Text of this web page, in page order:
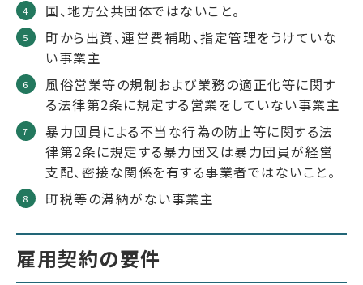
国、地方公共団体ではないこと。
町から出資、運営費補助、指定管理をうけていな
い事業主
風俗営業等の規制および業務の適正化等に関す
る法律第2条に規定する営業をしていない事業主
暴力団員による不当な行為の防止等に関する法
律第2条に規定する暴力団又は暴力団員が経営
支配、密接な関係を有する事業者ではないこと。
町税等の滞納がない事業主
雇用契約の要件